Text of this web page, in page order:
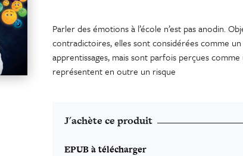
Parler des émotions à l’école n’est pas anodin.
contradictoires, elles sont considérées comme
apprentissages, mais sont parfois perçues
représentent en outre un risque
J'achète ce produit
EPUB à télécharger